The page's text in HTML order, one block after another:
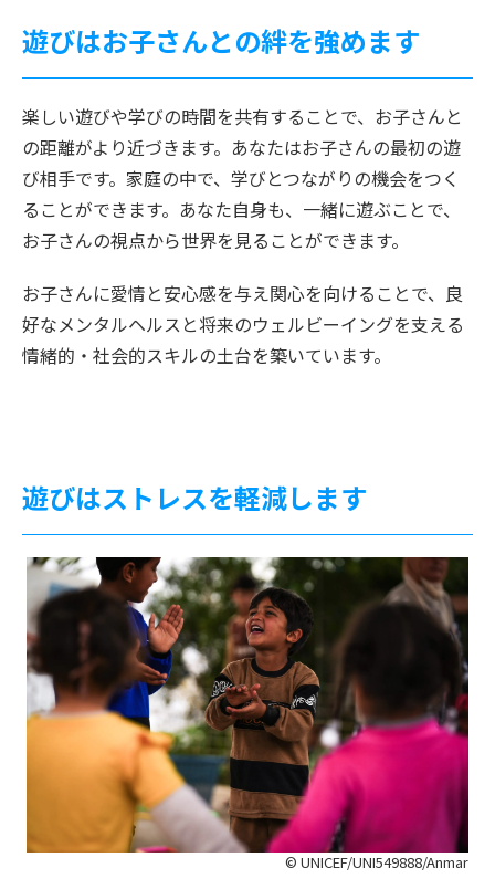
遊びはお子さんとの絆を強めます
楽しい遊びや学びの時間を共有することで、お子さんと
の距離がより近づきます。あなたはお子さんの最初の遊
び相手です。家庭の中で、学びとつながりの機会をつく
ることができます。あなた自身も、一緒に遊ぶことで、
お子さんの視点から世界を見ることができます。
お子さんに愛情と安心感を与え関心を向けることで、良
好なメンタルヘルスと将来のウェルビーイングを支える
情緒的・社会的スキルの土台を築いています。
遊びはストレスを軽減します
© UNICEF/UNI549888/Anmar